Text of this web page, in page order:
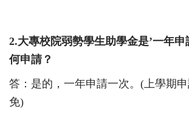
2.大專校院弱勢學生助學金是’一年申
何申請？
答：是的，一年申請一次。(上學期
免)